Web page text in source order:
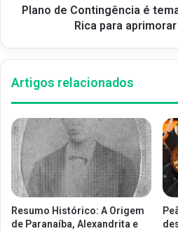
Plano de Contingência é
Rica para
Artigos relacionados
Resumo Histórico: A Origem
de Paranaíba, Alexandrita e